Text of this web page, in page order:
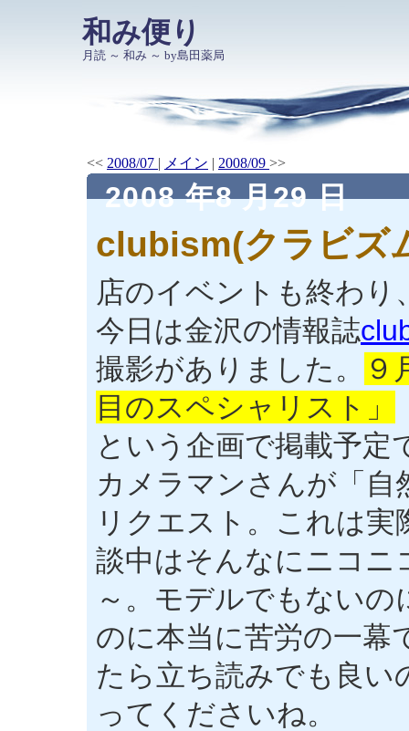
和み便り
月読 ～ 和み ～ by島田薬局
<< 2008/07 | メイン | 2008/09 >>
2008 年8 月29 日
clubism(クラビズ
店のイベントも終わり
今日は金沢の情報誌
撮影がありました。
９
目のスペシャリスト」
という企画で掲載予定
カメラマンさんが「
リクエスト。これは
談中はそんなにニコ
～。モデルでもない
のに本当に苦労の一幕
たら立ち読みでも良い
ってくださいね。